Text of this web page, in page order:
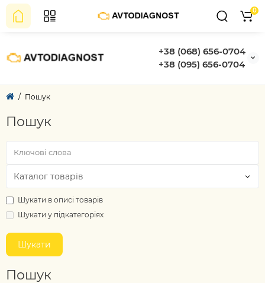
+38 (068) 656-0704
+38 (095) 656-0704
0
Пошук
Пошук
Шукати в описі товарів
Шукати у підкатегоріях
Пошук